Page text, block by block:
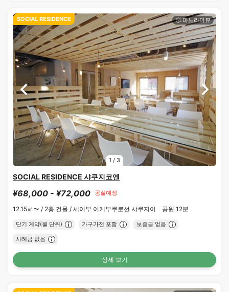
1 / 3
SOCIAL RESIDENCE
SOCIAL RESIDENCE 샤쿠지코엔
¥68,000 - ¥72,000 공실예정
12.15㎡〜 / 2층 건물 / 세이부 이케부쿠로선 샤쿠지이 공원 12분
단기 계약(월 단위) 가구가전 포함 보증금 없음
사례금 없음
상세 보기